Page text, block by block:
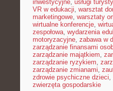
inwestycyjne, usługi
VR w edukacji, warsztat
marketingowe, warsztaty
wirtualne konferencje,
zespołowa, wydarzenia
motoryzacyjne, zabawa w
zarządzanie finansami
zarządzanie majątkiem,
zarządzanie ryzykiem,
zarządzanie zmianami,
zdrowie psychiczne dzieci,
zwierzęta gospodarskie